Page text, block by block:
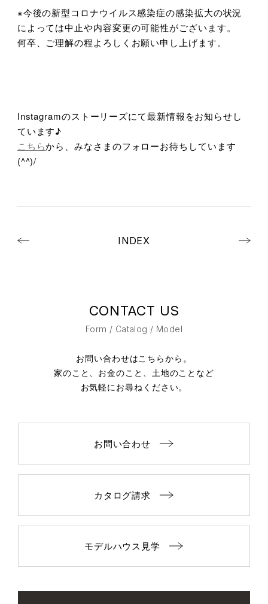
※今後の新型コロナウイルス感染症の感染拡大の状況
によっては中止や内容変更の可能性がございます。
何卒、ご理解の程よろしくお願い申し上げます。
Instagramのストーリーズにて最新情報をお知らせし
ています♪
こちらから、みなさまのフォローお待ちしています
(^^)/
INDEX
CONTACT US
Form / Catalog / Model
お問い合わせはこちらから。
家のこと、お金のこと、土地のことなど
お気軽にお尋ねください。
お問い合わせ
カタログ請求
モデルハウス見学